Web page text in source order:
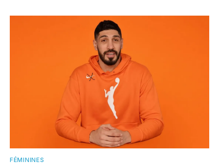
FÉMININES